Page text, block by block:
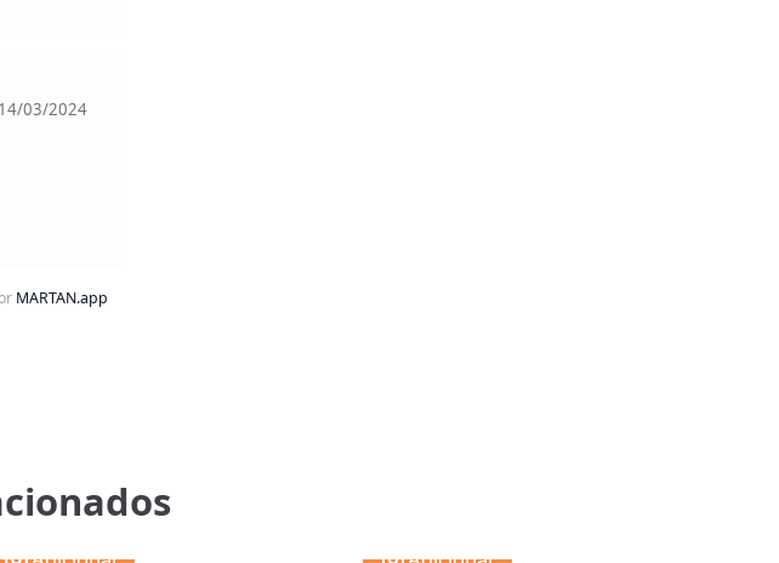
14/03/2024
MARTAN.app